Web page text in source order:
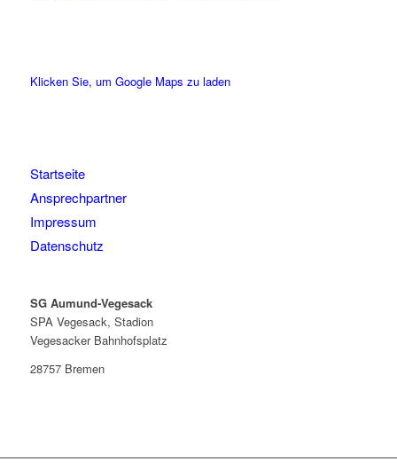
Klicken Sie, um Google Maps zu laden
Startseite
Ansprechpartner
Impressum
Datenschutz
SG Aumund-Vegesack
SPA Vegesack, Stadion
Vegesacker Bahnhofsplatz
28757 Bremen